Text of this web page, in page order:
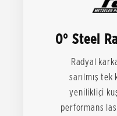
0° Steel
Radyal
sarılmış
yenilikliçi
performans